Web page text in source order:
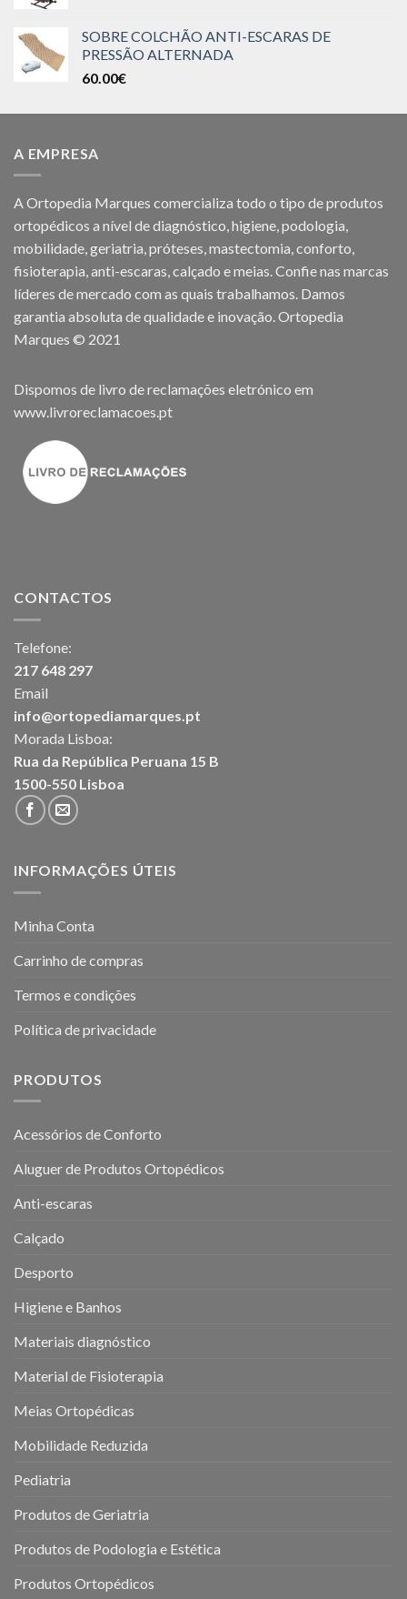
SOBRE COLCHÃO ANTI-ESCARAS DE
PRESSÃO ALTERNADA
60.00€
A EMPRESA
A Ortopedia Marques comercializa todo o tipo de produtos
ortopédicos a nível de diagnóstico, higiene, podologia,
mobilidade, geriatria, próteses, mastectomia, conforto,
fisioterapia, anti-escaras, calçado e meias. Confie nas marcas
líderes de mercado com as quais trabalhamos. Damos
garantia absoluta de qualidade e inovação. Ortopedia
Marques © 2021
Dispomos de livro de reclamações eletrónico em
www.livroreclamacoes.pt
CONTACTOS
Telefone:
217 648 297
Email
info@ortopediamarques.pt
Morada Lisboa:
Rua da República Peruana 15 B
1500-550 Lisboa
INFORMAÇÕES ÚTEIS
Minha Conta
Carrinho de compras
Termos e condições
Política de privacidade
PRODUTOS
Acessórios de Conforto
Aluguer de Produtos Ortopédicos
Anti-escaras
Calçado
Desporto
Higiene e Banhos
Materiais diagnóstico
Material de Fisioterapia
Meias Ortopédicas
Mobilidade Reduzida
Pediatria
Produtos de Geriatria
Produtos de Podologia e Estética
Produtos Ortopédicos